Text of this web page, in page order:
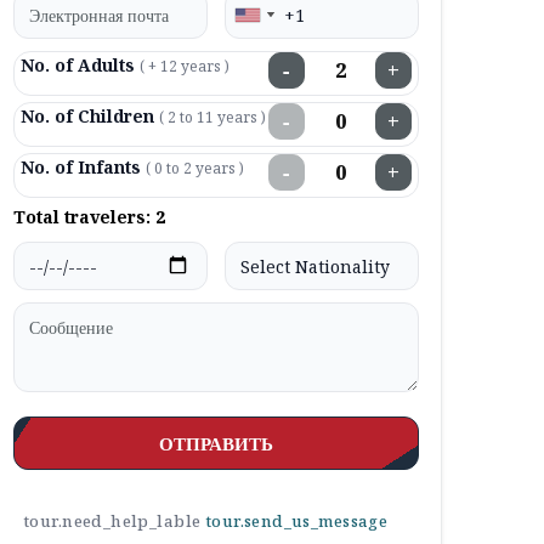
No. of Adults ( + 12 years ) − +
No. of Children ( 2 to 11 years ) − +
No. of Infants ( 0 to 2 years ) − +
Total travelers: 2
ОТПРАВИТЬ
tour.need_help_lable tour.send_us_message